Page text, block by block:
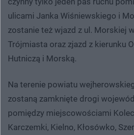
ulicami Janka Wiśniewskiego i
zostanie też wjazd z ul. Morskiej
Trójmiasta oraz zjazd z kierunku
Hutniczą i Morską.
Na terenie powiatu
zostaną zamknięte drogi
pomiędzy miejscowościami
Karczemki, Kielno, Kłosówko,